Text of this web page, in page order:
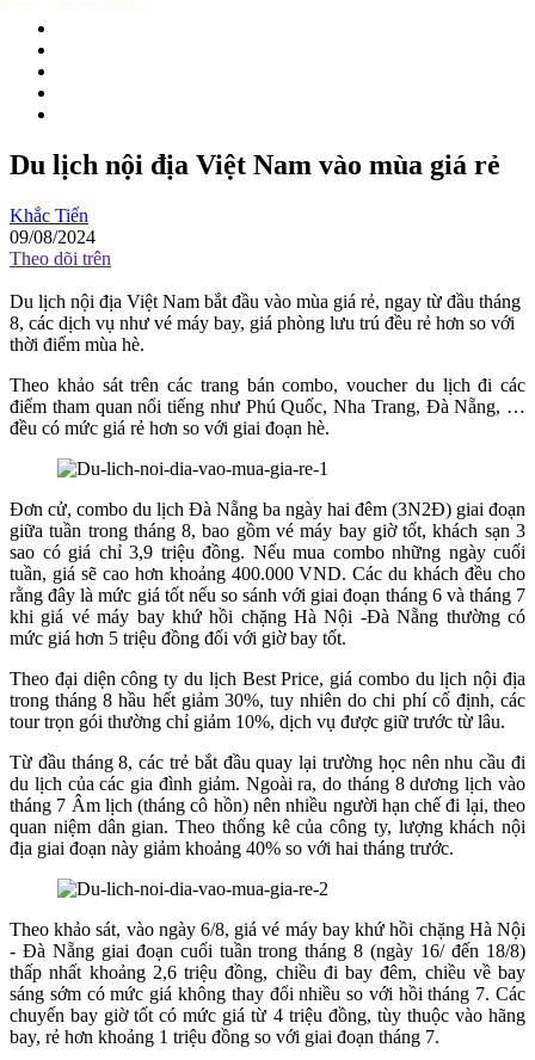
Du lịch nội địa Việt Nam vào mùa giá rẻ
Khắc Tiến
09/08/2024
Theo dõi trên
Du lịch nội địa Việt Nam bắt đầu vào mùa giá rẻ, ngay từ đầu tháng
8, các dịch vụ như vé máy bay, giá phòng lưu trú đều rẻ hơn so với
thời điểm mùa hè.
Theo khảo sát trên các trang bán combo, voucher du lịch đi các
điểm tham quan nổi tiếng như Phú Quốc, Nha Trang, Đà Nẵng, …
đều có mức giá rẻ hơn so với giai đoạn hè.
Đơn cử, combo du lịch Đà Nẵng ba ngày hai đêm (3N2Đ) giai đoạn
giữa tuần trong tháng 8, bao gồm vé máy bay giờ tốt, khách sạn 3
sao có giá chỉ 3,9 triệu đồng. Nếu mua combo những ngày cuối
tuần, giá sẽ cao hơn khoảng 400.000 VND. Các du khách đều cho
rằng đây là mức giá tốt nếu so sánh với giai đoạn tháng 6 và tháng 7
khi giá vé máy bay khứ hồi chặng Hà Nội -Đà Nẵng thường có
mức giá hơn 5 triệu đồng đối với giờ bay tốt.
Theo đại diện công ty du lịch Best Price, giá combo du lịch nội địa
trong tháng 8 hầu hết giảm 30%, tuy nhiên do chi phí cố định, các
tour trọn gói thường chỉ giảm 10%, dịch vụ được giữ trước từ lâu.
Từ đầu tháng 8, các trẻ bắt đầu quay lại trường học nên nhu cầu đi
du lịch của các gia đình giảm. Ngoài ra, do tháng 8 dương lịch vào
tháng 7 Âm lịch (tháng cô hồn) nên nhiều người hạn chế đi lại, theo
quan niệm dân gian. Theo thống kê của công ty, lượng khách nội
địa giai đoạn này giảm khoảng 40% so với hai tháng trước.
Theo khảo sát, vào ngày 6/8, giá vé máy bay khứ hồi chặng Hà Nội
- Đà Nẵng giai đoạn cuối tuần trong tháng 8 (ngày 16/ đến 18/8)
thấp nhất khoảng 2,6 triệu đồng, chiều đi bay đêm, chiều về bay
sáng sớm có mức giá không thay đổi nhiều so với hồi tháng 7. Các
chuyến bay giờ tốt có mức giá từ 4 triệu đồng, tùy thuộc vào hãng
bay, rẻ hơn khoảng 1 triệu đồng so với giai đoạn tháng 7.